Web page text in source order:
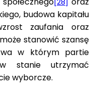
budowa kapitału
zaufania oraz
stanowić szansę
w którym partie
stanie utrzymać
wyborcze.